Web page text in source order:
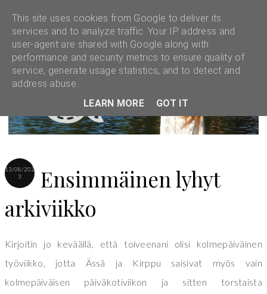
13/08/202
3
Ensimmäinen lyhyt
arkiviikko
Kirjoitin jo keväällä, että toiveenani olisi kolmepäiväinen
työviikko, jotta Ässä ja Kirppu saisivat myös vain
kolmepäiväisen päiväkotiviikon ja sitten torstaista
This site uses cookies from Google to deliver its
services and to analyze traffic. Your IP address and
user-agent are shared with Google along with
performance and security metrics to ensure quality of
service, generate usage statistics, and to detect and
address abuse.
LEARN MORE
GOT IT